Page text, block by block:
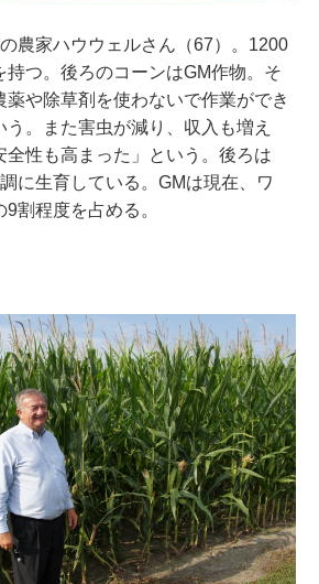
農家ハウウェルさん（67）。1200
持つ。後ろのコーンはGM作物。そ
や除草剤を使わないで作業ができ
う。また害虫が減り、収入も増え
全性も高まった」という。後ろは
に生育している。GMは現在、ワ
割程度を占める。